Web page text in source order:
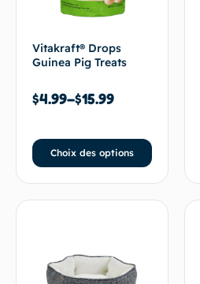
Vitakraft® Drops
Guinea Pig Treats
$4.99–$15.99
Choix des options